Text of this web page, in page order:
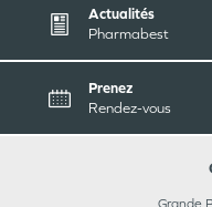
Actualités
Pharmabest
Prenez
Rendez-vous
Grande